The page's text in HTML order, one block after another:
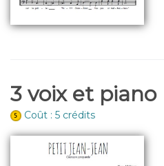
3 voix et piano
Coût : 5 crédits